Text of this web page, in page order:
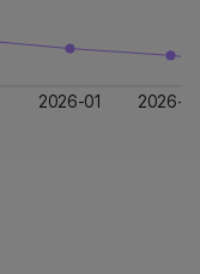
2026-01 2026-